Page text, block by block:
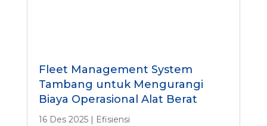
Fleet Management System
Tambang untuk Mengurangi
Biaya Operasional Alat Berat
16 Des 2025| Efisiensi